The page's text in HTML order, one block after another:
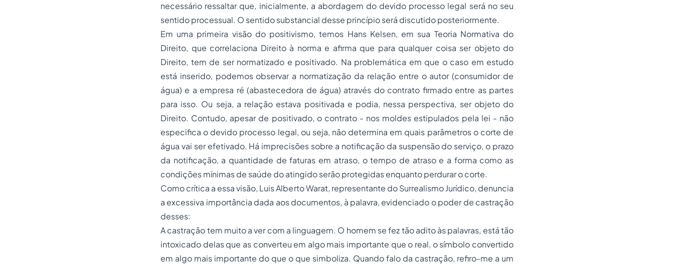
necessário ressaltar que, inicialmente, a abordagem do devido processo legal será no seu
sentido processual. O sentido substancial desse princípio será discutido posteriormente.
Em uma primeira visão do positivismo, temos Hans Kelsen, em sua Teoria Normativa do
Direito, que correlaciona Direito à norma e afirma que para qualquer coisa ser objeto do
Direito, tem de ser normatizado e positivado. Na problemática em que o caso em estudo
está inserido, podemos observar a normatização da relação entre o autor (consumidor de
água) e a empresa ré (abastecedora de água) através do contrato firmado entre as partes
para isso. Ou seja, a relação estava positivada e podia, nessa perspectiva, ser objeto do
Direito. Contudo, apesar de positivado, o contrato - nos moldes estipulados pela lei - não
especifica o devido processo legal, ou seja, não determina em quais parâmetros o corte de
água vai ser efetivado. Há imprecisões sobre a notificação da suspensão do serviço, o prazo
da notificação, a quantidade de faturas em atraso, o tempo de atraso e a forma como as
condições mínimas de saúde do atingido serão protegidas enquanto perdurar o corte.
Como crítica a essa visão, Luis Alberto Warat, representante do Surrealismo Jurídico, denuncia
a excessiva importância dada aos documentos, à palavra, evidenciado o poder de castração
desses:
A castração tem muito a ver com a linguagem. O homem se fez tão adito às palavras, está tão
intoxicado delas que as converteu em algo mais importante que o real, o símbolo convertido
em algo mais importante do que o que simboliza. Quando falo da castração, refiro-me a um